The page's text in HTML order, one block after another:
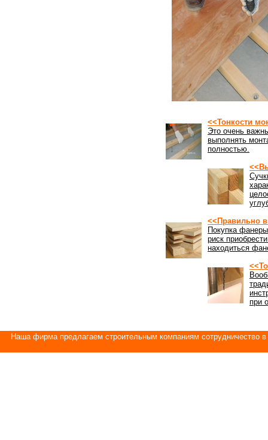
<<Тонкости
Это очень
выполнять
полностью.
<<Правильно
Покупка
риск
находиться
при
Наша фирма предлагаем строительным компаниям